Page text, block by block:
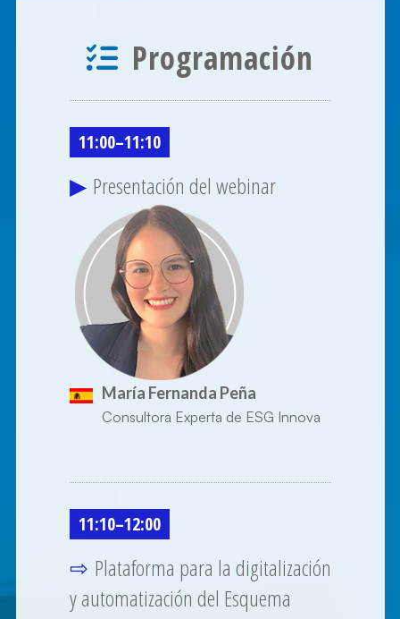
Programación
11:00–11:10
▶ Presentación del webinar
María Fernanda Peña
Consultora Experta de ESG Innova
11:10–12:00
⇨ Plataforma para la digitalización
y automatización del Esquema